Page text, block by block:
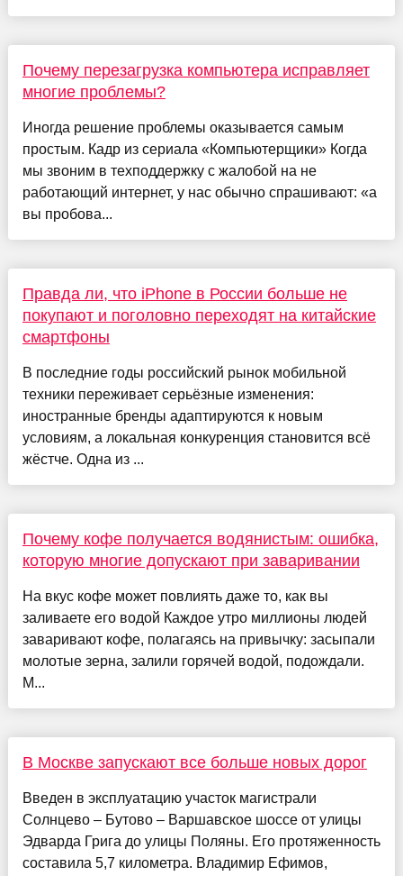
Почему перезагрузка компьютера исправляет
многие проблемы?
Иногда решение проблемы оказывается самым
простым. Кадр из сериала «Компьютерщики» Когда
мы звоним в техподдержку с жалобой на не
работающий интернет, у нас обычно спрашивают: «а
вы пробова...
Правда ли, что iPhone в России больше не
покупают и поголовно переходят на китайские
смартфоны
В последние годы российский рынок мобильной
техники переживает серьёзные изменения:
иностранные бренды адаптируются к новым
условиям, а локальная конкуренция становится всё
жёстче. Одна из ...
Почему кофе получается водянистым: ошибка,
которую многие допускают при заваривании
На вкус кофе может повлиять даже то, как вы
заливаете его водой Каждое утро миллионы людей
заваривают кофе, полагаясь на привычку: засыпали
молотые зерна, залили горячей водой, подождали.
М...
В Москве запускают все больше новых дорог
Введен в эксплуатацию участок магистрали
Солнцево – Бутово – Варшавское шоссе от улицы
Эдварда Грига до улицы Поляны. Его протяженность
составила 5,7 километра. Владимир Ефимов,